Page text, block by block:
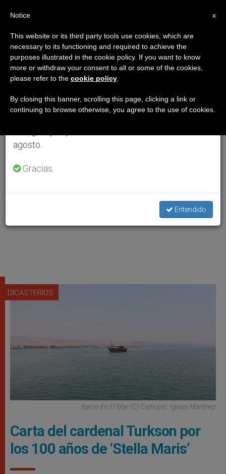
DICASTERIOS
Barco En El Mar (C) Cathopic. Ignasi Martínez
Carta del cardenal Turkson por
los 100 años de ‘Stella Maris’
×
Aviso importante
Del 27 de julio al 7 de agosto haremos la pausa
anual, aprovechando que en el periodo de verano
se generan menos informaciones y también el
agosto.
Gracias.
Entendido
x
Notice
This website or its third party tools use cookies, which are
necessary to its functioning and required to achieve the
purposes illustrated in the cookie policy. If you want to know
more or withdraw your consent to all or some of the cookies,
please refer to the cookie policy
By closing this banner, scrolling this page, clicking a link or
continuing to browse otherwise, you agree to the use of cookies.